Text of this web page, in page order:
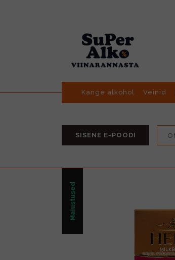
Kange alkohol Veinid
SISENE E-POODI
Maiustused